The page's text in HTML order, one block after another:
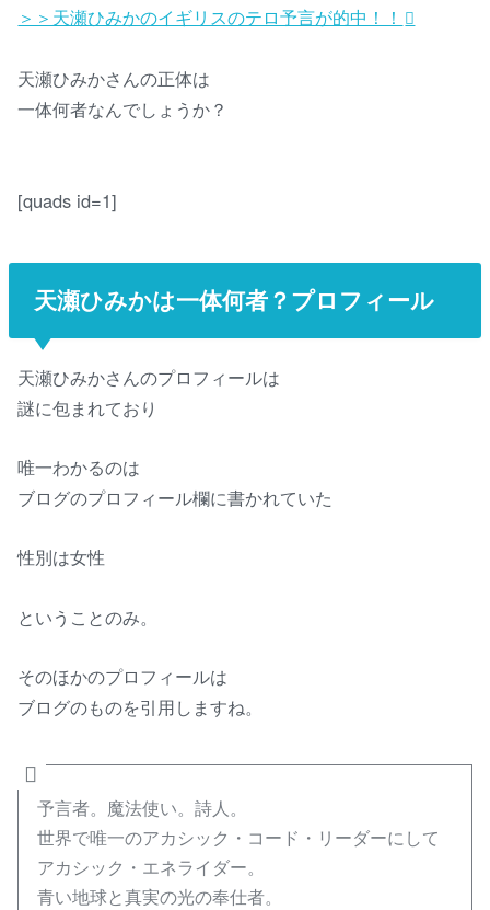
＞＞天瀬ひみかのイギリスのテロ予言が的中！！
天瀬ひみかさんの正体は
一体何者なんでしょうか？
[quads id=1]
天瀬ひみかは一体何者？プロフィール
天瀬ひみかさんのプロフィールは
謎に包まれており
唯一わかるのは
ブログのプロフィール欄に書かれていた
性別は女性
ということのみ。
そのほかのプロフィールは
ブログのものを引用しますね。
予言者。魔法使い。詩人。
世界で唯一のアカシック・コード・リーダーにして
アカシック・エネライダー。
青い地球と真実の光の奉仕者。